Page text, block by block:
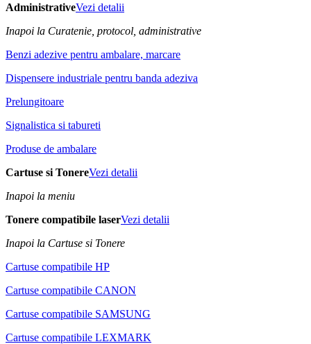
AdministrativeVezi detalii
Inapoi la Curatenie, protocol, administrative
Benzi adezive pentru ambalare, marcare
Dispensere industriale pentru banda adeziva
Prelungitoare
Signalistica si tabureti
Produse de ambalare
Cartuse si TonereVezi detalii
Inapoi la meniu
Tonere compatibile laserVezi detalii
Inapoi la Cartuse si Tonere
Cartuse compatibile HP
Cartuse compatibile CANON
Cartuse compatibile SAMSUNG
Cartuse compatibile LEXMARK